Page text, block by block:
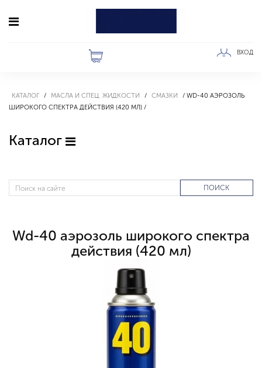
ВХОД
КАТАЛОГ МАСЛА И СПЕЦ. ЖИДКОСТИ СМАЗКИ
WD-40 АЭРОЗОЛЬ
ШИРОКОГО СПЕКТРА ДЕЙСТВИЯ (420 МЛ)
Каталог
ПОИСК
Wd-40 аэрозоль широкого спектра
действия (420 мл)